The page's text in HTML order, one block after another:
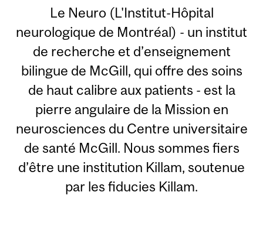
Le Neuro (L'Institut-Hôpital
neurologique de Montréal) - un institut
de recherche et d’enseignement
bilingue de McGill, qui offre des soins
de haut calibre aux patients - est la
pierre angulaire de la Mission en
neurosciences du Centre universitaire
de santé McGill. Nous sommes fiers
d’être une institution Killam, soutenue
par les fiducies Killam.